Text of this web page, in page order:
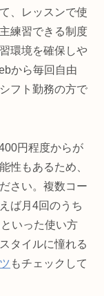
、レッスンで使
練習できる制度
環境を確保しや
から毎回自由
フト勤務の方で
円程度からが
性もあるため、
さい。複数コー
ば月4回のうち
いった使い方
タイルに憧れる
もチェックして